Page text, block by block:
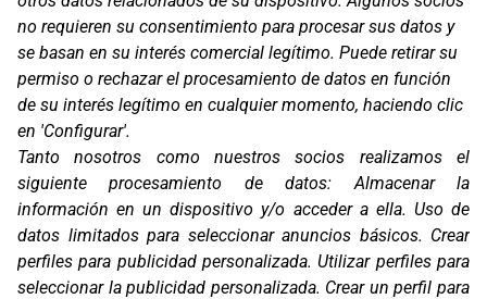
C/ Coneixement 5, 08850
Gavà (Barcelona)
Contacto
T. (+34) 93 638 38 60
Email:
corver@corver.es
no requieren su consentimiento para procesar sus datos y
se basan en su interés comercial legítimo. Puede retirar su
permiso o rechazar el procesamiento de datos en función
de su interés legítimo en cualquier momento, haciendo clic
en 'Configurar'.
Tanto nosotros como nuestros socios realizamos el
siguiente procesamiento de datos:Almacenar la
información en un dispositivo y/o acceder a ella. Uso de
datos limitados para seleccionar anuncios básicos. Crear
perfiles para publicidad personalizada.Utilizar perfiles para
seleccionar la publicidad personalizada. Crear un perfil para